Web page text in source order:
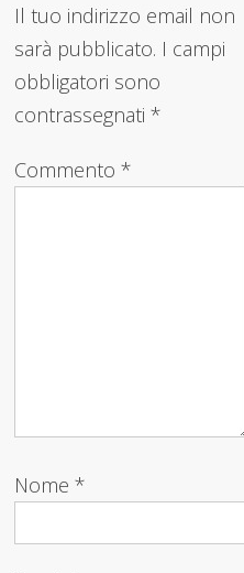
Il tuo indirizzo email non
sarà pubblicato. I campi
obbligatori sono
contrassegnati*
Commento*
Nome*